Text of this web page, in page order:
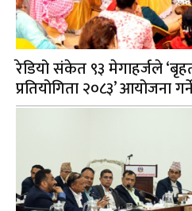
रेडियो संकेत ९३ मेगाहर्जले
प्रतियोगिता २०८३’ आयोजना